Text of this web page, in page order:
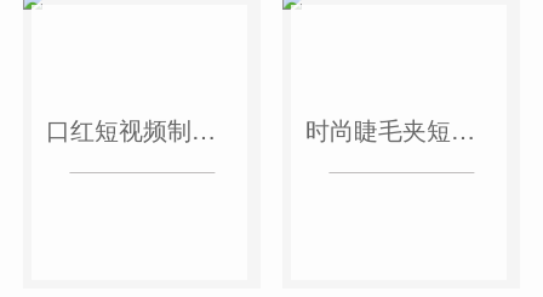
口红短视频制作案例 时尚睫毛夹短视频案例